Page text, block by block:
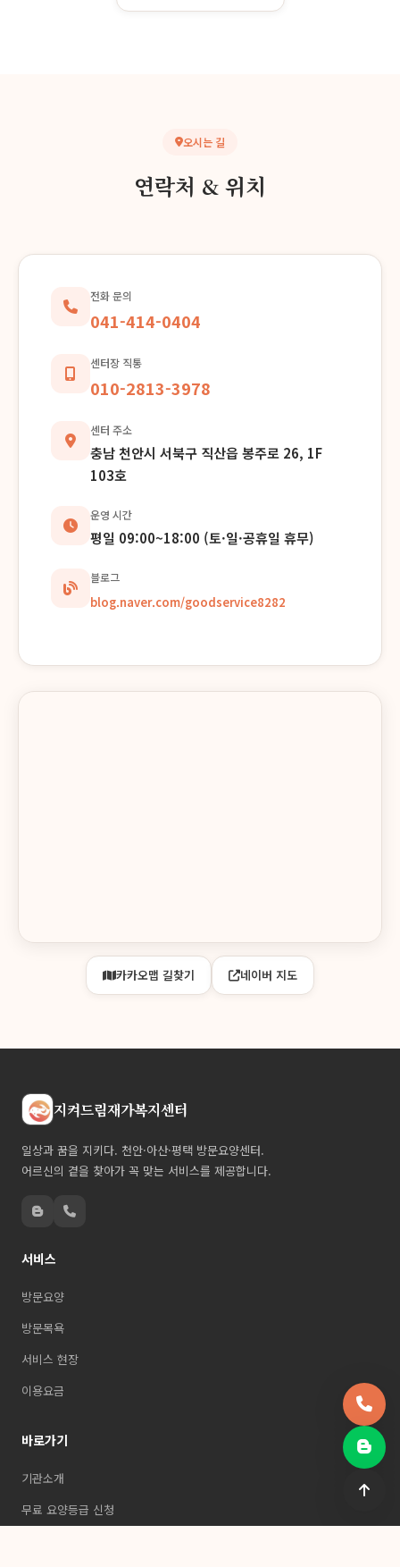
041-414-0404 전화상담
무료 요양등급 신청
연락처 & 위치
041-414-0404
센터장 직통
010-2813-3978
카카오맵 길찾기 네이버 지도
일상과 꿈을 지키다. 천안·아산·평택 방문요양센터.
방문요양